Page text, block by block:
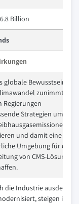
Billion
globale Bewusstsein für
zunimmt,
Regierungen
Strategien um, um
zu
und damit eine
Umgebung für die
von CMS-Lösungen
die Industrie ausdehnt
steigen ihre